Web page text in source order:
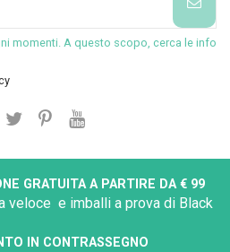
momenti. A questo scopo, cerca le info
GRATUITA A PARTIRE DA € 99
veloce e imballi a prova di Black
IN CONTRASSEGNO